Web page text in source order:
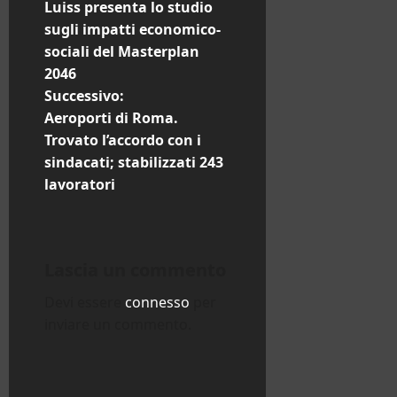
v
i
g
a
z
Luiss presenta lo studio
sugli impatti economico-
sociali del Masterplan
2046
Successivo:
Aeroporti di Roma.
Trovato l’accordo con i
sindacati; stabilizzati 243
lavoratori
connesso